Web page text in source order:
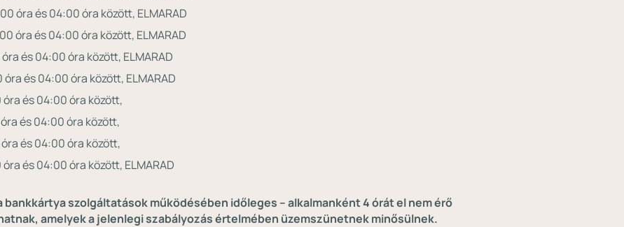
óra és 04:00 óra között, ELMARAD
óra és 04:00 óra között, ELMARAD
és 04:00 óra között, ELMARAD
és 04:00 óra között, ELMARAD
és 04:00 óra között,
és 04:00 óra között,
és 04:00 óra között,
és 04:00 óra között, ELMARAD
szolgáltatások működésében időleges – alkalmanként 4 órát el nem érő
amelyek a jelenlegi szabályozás értelmében üzemszünetnek minősülnek.